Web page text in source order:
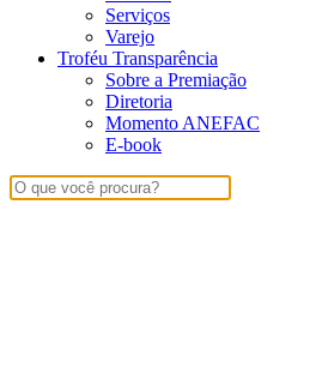
Serviços
Varejo
Troféu Transparência
Sobre a Premiação
Diretoria
Momento ANEFAC
E-book